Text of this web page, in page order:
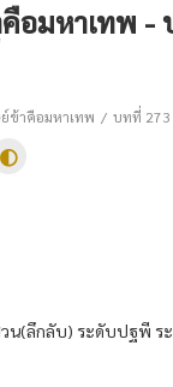
อมหาเทพ -
ข้าคือมหาเทพ บทที่ 273
น(ลึกลับ) ระดับปฐพี ร